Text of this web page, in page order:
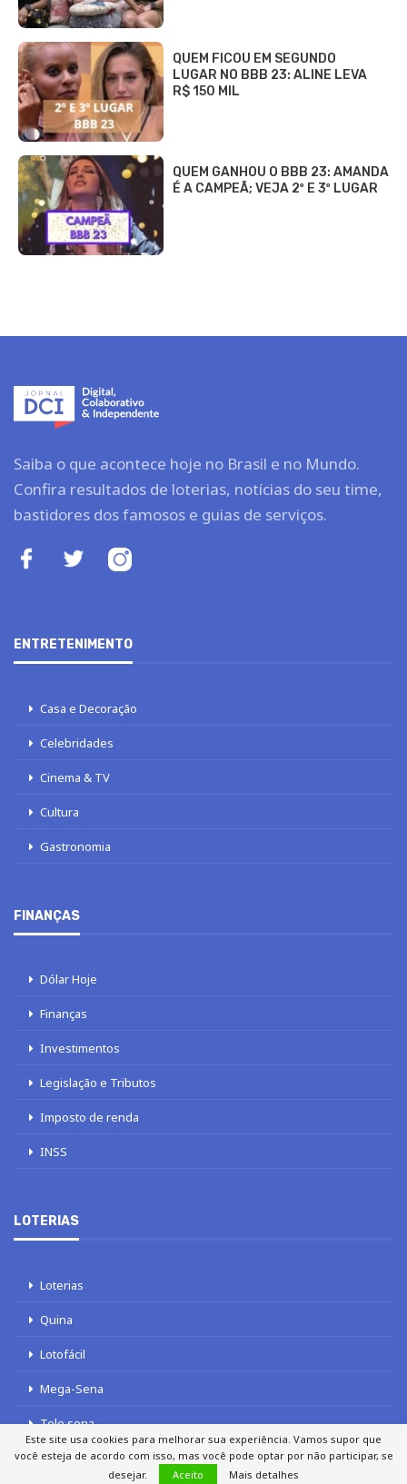
QUEM FICOU EM SEGUNDO
LUGAR NO BBB 23: ALINE LEVA
R$ 150 MIL
QUEM GANHOU O BBB 23: AMANDA
É A CAMPEÃ; VEJA 2º E 3º LUGAR
Saiba o que acontece hoje no Brasil e no Mundo.
Confira resultados de loterias, notícias do seu time,
bastidores dos famosos e guias de serviços.
ENTRETENIMENTO
Casa e Decoração
Celebridades
Cinema & TV
Cultura
Gastronomia
FINANÇAS
Dólar Hoje
Finanças
Investimentos
Legislação e Tributos
Imposto de renda
INSS
LOTERIAS
Loterias
Quina
Lotofácil
Mega-Sena
Tele sena
Este site usa cookies para melhorar sua experiência. Vamos supor que
você esteja de acordo com isso, mas você pode optar por não participar, se
desejar.
Aceito Mais detalhes